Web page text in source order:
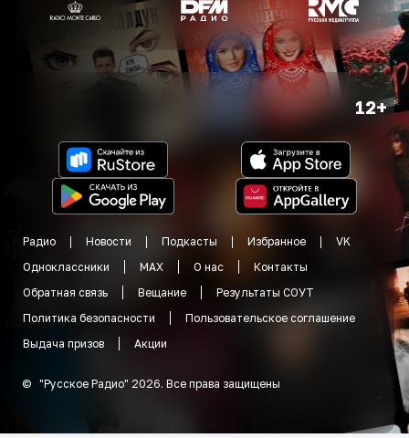
12+
Радио Новости Подкасты Избранное
VK
Одноклассники
MAX О нас
Контакты
Обратная связь
Вещание
Результаты СОУТ
Политика безопасности
Пользовательское соглашение
Выдача призов
Акции
© "Русское Радио" 2026. Все права защищены